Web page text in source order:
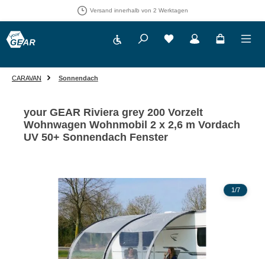
Versand innerhalb von 2 Werktagen
Werkzeugleiste anzeigenDu hast 0 Produkte auf
CARAVAN Sonnendach
your GEAR Riviera grey 200 Vorzelt
Wohnwagen Wohnmobil 2 x 2,6 m Vordach
UV 50+ Sonnendach Fenster
Bildergalerie überspringen
1/7